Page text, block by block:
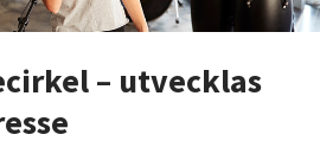
– utvecklas